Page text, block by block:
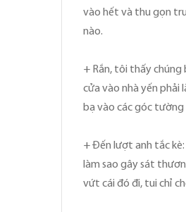
vào hết và thu gọn
nào.
+ Rắn, tôi thấy chúng
cửa vào nhà yến phải
bạ vào các góc tường
+ Đến lượt anh tắc kè:
làm sao gây sát
vứt cái đó đi, tui chỉ